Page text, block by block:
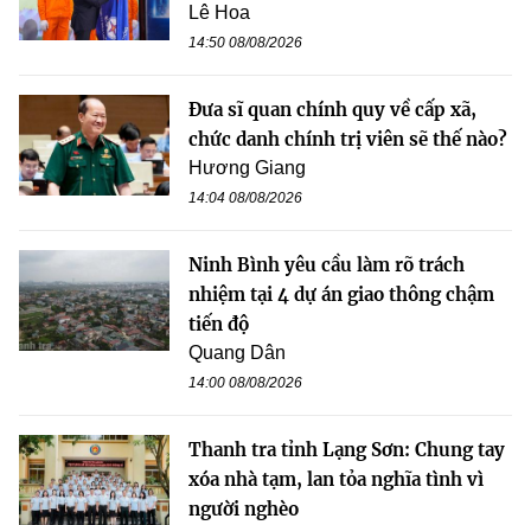
Lê Hoa
14:50 08/08/2026
Đưa sĩ quan chính quy về cấp xã,
chức danh chính trị viên sẽ thế nào?
Hương Giang
14:04 08/08/2026
Ninh Bình yêu cầu làm rõ trách
nhiệm tại 4 dự án giao thông chậm
tiến độ
Quang Dân
14:00 08/08/2026
Thanh tra tỉnh Lạng Sơn: Chung tay
xóa nhà tạm, lan tỏa nghĩa tình vì
người nghèo